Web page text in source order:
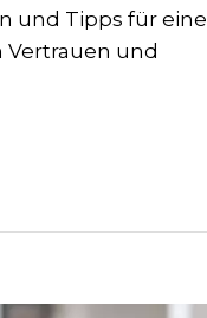
und Tipps für eine
und